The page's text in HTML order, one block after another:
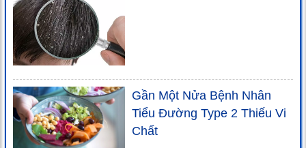
Gần Một Nửa Bệnh Nhân
Tiểu Đường Type 2 Thiếu Vi
Chất